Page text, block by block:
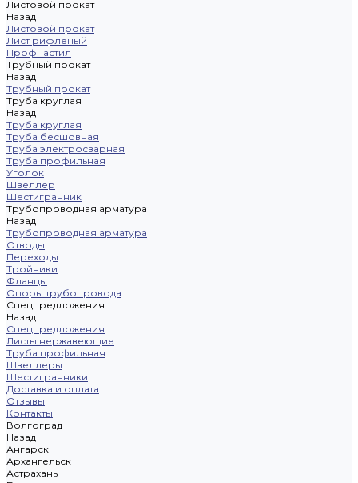
Листовой прокат
Назад
Листовой прокат
Лист рифленый
Профнастил
Трубный прокат
Назад
Трубный прокат
Труба круглая
Назад
Труба круглая
Труба бесшовная
Труба электросварная
Труба профильная
Уголок
Швеллер
Шестигранник
Трубопроводная арматура
Назад
Трубопроводная арматура
Отводы
Переходы
Тройники
Фланцы
Опоры трубопровода
Спецпредложения
Назад
Спецпредложения
Листы нержавеющие
Труба профильная
Швеллеры
Шестигранники
Доставка и оплата
Отзывы
Контакты
Волгоград
Назад
Ангарск
Архангельск
Астрахань